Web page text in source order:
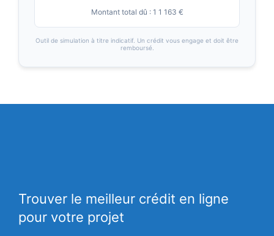
Montant total dû : 1 1 163 €
Outil de simulation à titre indicatif. Un crédit vous engage et doit être
remboursé.
Trouver le meilleur crédit en ligne
pour votre projet